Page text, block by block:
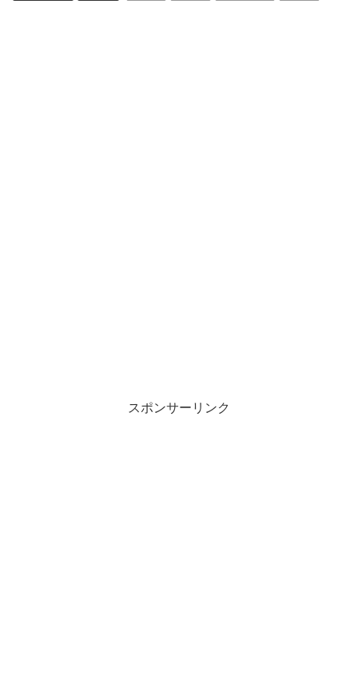
スポンサーリンク